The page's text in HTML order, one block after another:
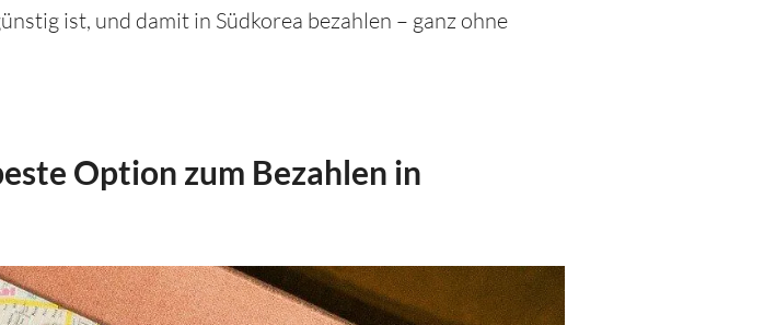
ist, und damit in Südkorea bezahlen – ganz ohne
Option zum Bezahlen in